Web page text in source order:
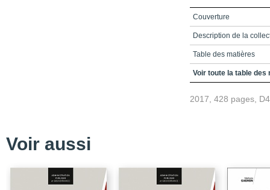
Couverture
Description de la
Table des matières
Liste des acronymes
Les instruments de
La présentation des
Voir toute la table des
2017, 428 pages,
Voir aussi